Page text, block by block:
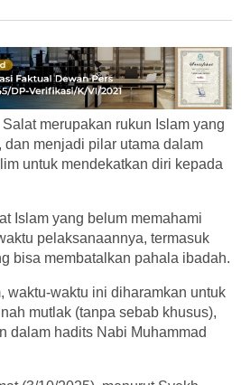
merupakan rukun Islam yang
dan menjadi pilar utama dalam
untuk mendekatkan diri kepada
Islam yang belum memahami
pelaksanaannya, termasuk
bisa membatalkan pahala ibadah.
waktu-waktu ini diharamkan untuk
mutlak (tanpa sebab khusus),
dalam hadits Nabi Muhammad